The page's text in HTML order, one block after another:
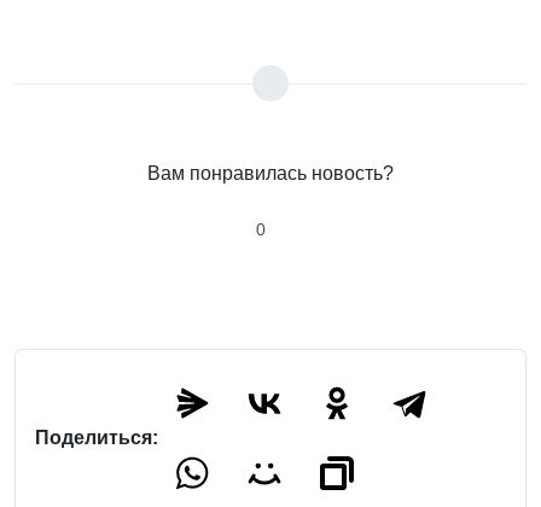
Вам понравилась новость?
0
Поделиться: